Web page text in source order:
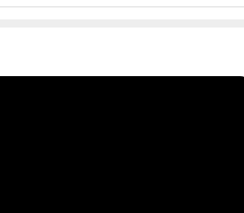
집단적으로 구현된 것임을 깨닫게 된다. 독재가 왜